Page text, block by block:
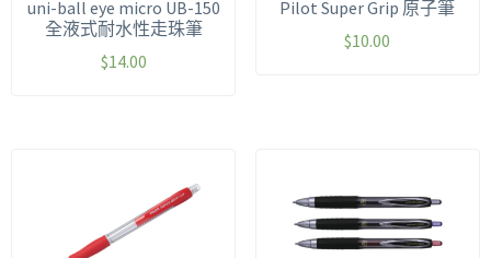
uni-ball eye micro UB-150
全液式耐水性走珠筆
$14.00
Pilot Super Grip 原子筆
$10.00